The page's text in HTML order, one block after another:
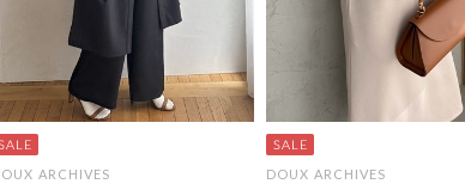
ARCHIVES DOUX ARCHIVES